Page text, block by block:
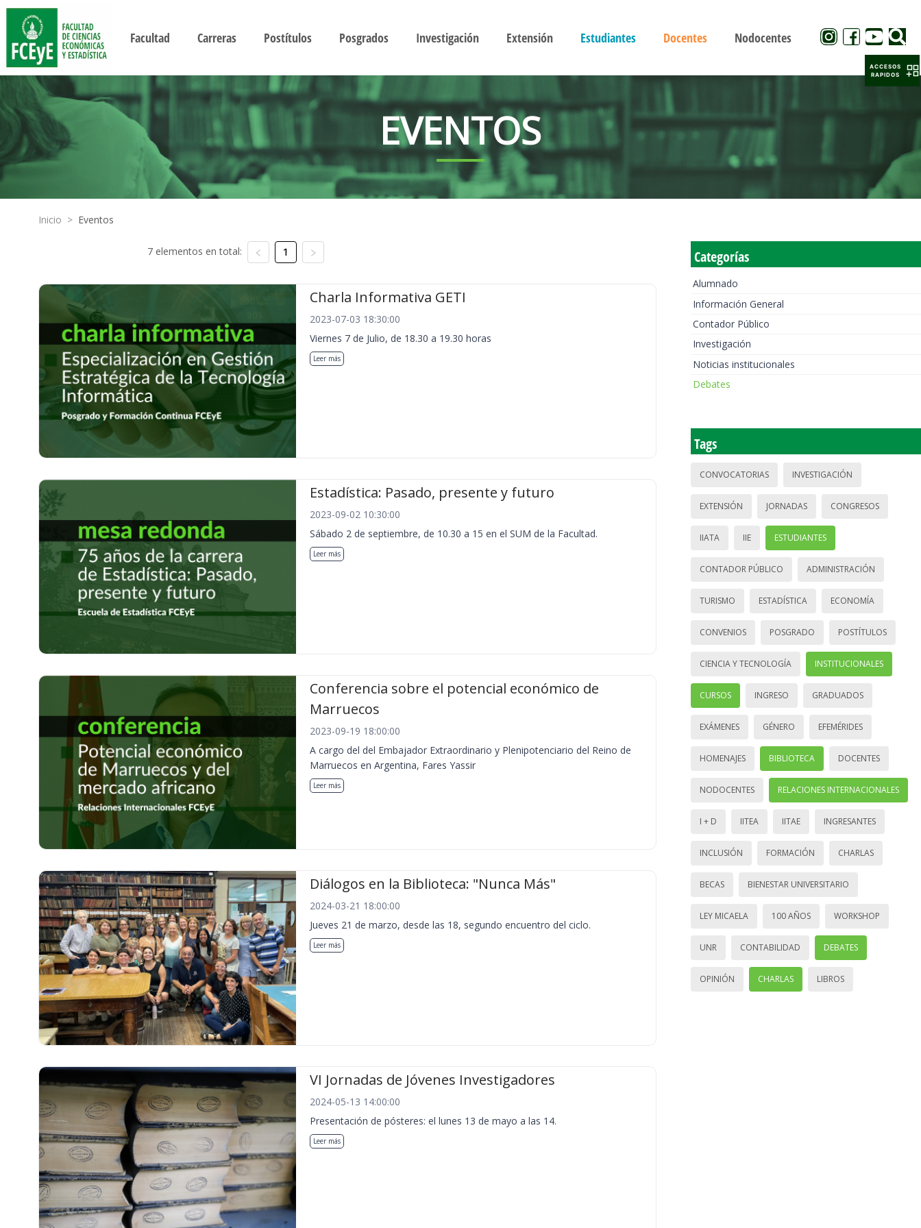
Facultad Carreras Postítulos Posgrados Investigación Extensión Estudiantes Docentes Nodocentes
EVENTOS
Inicio > Eventos
7 elementos en total: 1
Charla Informativa GETI
2023-07-03 18:30:00
Viernes 7 de Julio, de 18.30 a 19.30 horas
Leer más
Estadística: Pasado, presente y futuro
2023-09-02 10:30:00
Sábado 2 de septiembre, de 10.30 a 15 en el SUM de la Facultad.
Leer más
Conferencia sobre el potencial económico de
Marruecos
2023-09-19 18:00:00
A cargo del del Embajador Extraordinario y Plenipotenciario del Reino de
Marruecos en Argentina, Fares Yassir
Leer más
Diálogos en la Biblioteca: "Nunca Más"
2024-03-21 18:00:00
Jueves 21 de marzo, desde las 18, segundo encuentro del ciclo.
Leer más
VI Jornadas de Jóvenes Investigadores
2024-05-13 14:00:00
Presentación de pósteres: el lunes 13 de mayo a las 14.
Leer más
Categorías
Alumnado
Información General
Contador Público
Investigación
Noticias institucionales
Debates
Tags
CONVOCATORIAS INVESTIGACIÓN
EXTENSIÓN JORNADAS CONGRESOS
IIATA IIE ESTUDIANTES
CONTADOR PÚBLICO ADMINISTRACIÓN
TURISMO ESTADÍSTICA ECONOMÍA
CONVENIOS POSGRADO POSTÍTULOS
CIENCIA Y TECNOLOGÍA INSTITUCIONALES
CURSOS INGRESO GRADUADOS
EXÁMENES GÉNERO EFEMÉRIDES
HOMENAJES BIBLIOTECA DOCENTES
NODOCENTES RELACIONES INTERNACIONALES
I + D IITEA IITAE INGRESANTES
INCLUSIÓN FORMACIÓN CHARLAS
BECAS BIENESTAR UNIVERSITARIO
LEY MICAELA 100 AÑOS WORKSHOP
UNR CONTABILIDAD DEBATES
OPINIÓN CHARLAS LIBROS
ACCESOS
RAPIDOS